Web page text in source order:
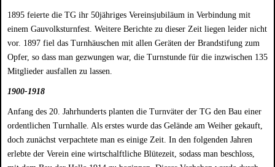
1895 feierte die TG ihr 50jähriges Vereinsjubiläum in Verbindung mit
einem Gauvolksturnfest. Weitere Berichte zu dieser Zeit liegen leider nicht
vor. 1897 fiel das Turnhäuschen mit allen Geräten der Brandstifung zum
Opfer, so dass man gezwungen war, die Turnstunde für die inzwischen 135
Mitglieder ausfallen zu lassen.
1900-1918
Anfang des 20. Jahrhunderts planten die Turnväter der TG den Bau einer
ordentlichen Turnhalle. Als erstes wurde das Gelände am Weiher gekauft,
doch zunächst verpachtete man es einige Zeit. In den folgenden Jahren
erlebte der Verein eine wirtschalftliche Blütezeit, sodass man beschloss,